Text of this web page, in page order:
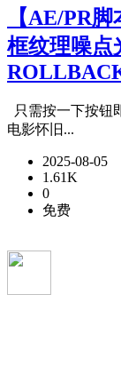
【AE/PR
框纹理噪点
只需按一下按钮
电影怀旧...
2025-08-05
1.61K
0
免费